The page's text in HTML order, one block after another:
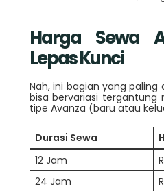
Harga Sewa
Lepas Kunci
Nah, ini bagian yang
bisa bervariasi tergantung
tipe Avanza (baru atau
Durasi Sewa
12 Jam
24 Jam